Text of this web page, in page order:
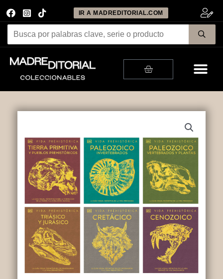
IR A MADREDITORIAL.COM
Cart